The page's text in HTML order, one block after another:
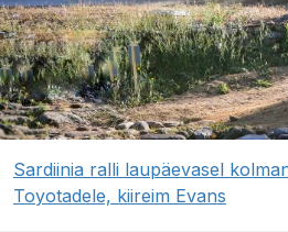
Sardiinia ralli laupäevasel
Toyotadele, kiireim Evans